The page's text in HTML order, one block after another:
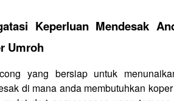
Keperluan Mendesak
Umroh
yang bersiap untuk
di mana anda membutuhkan